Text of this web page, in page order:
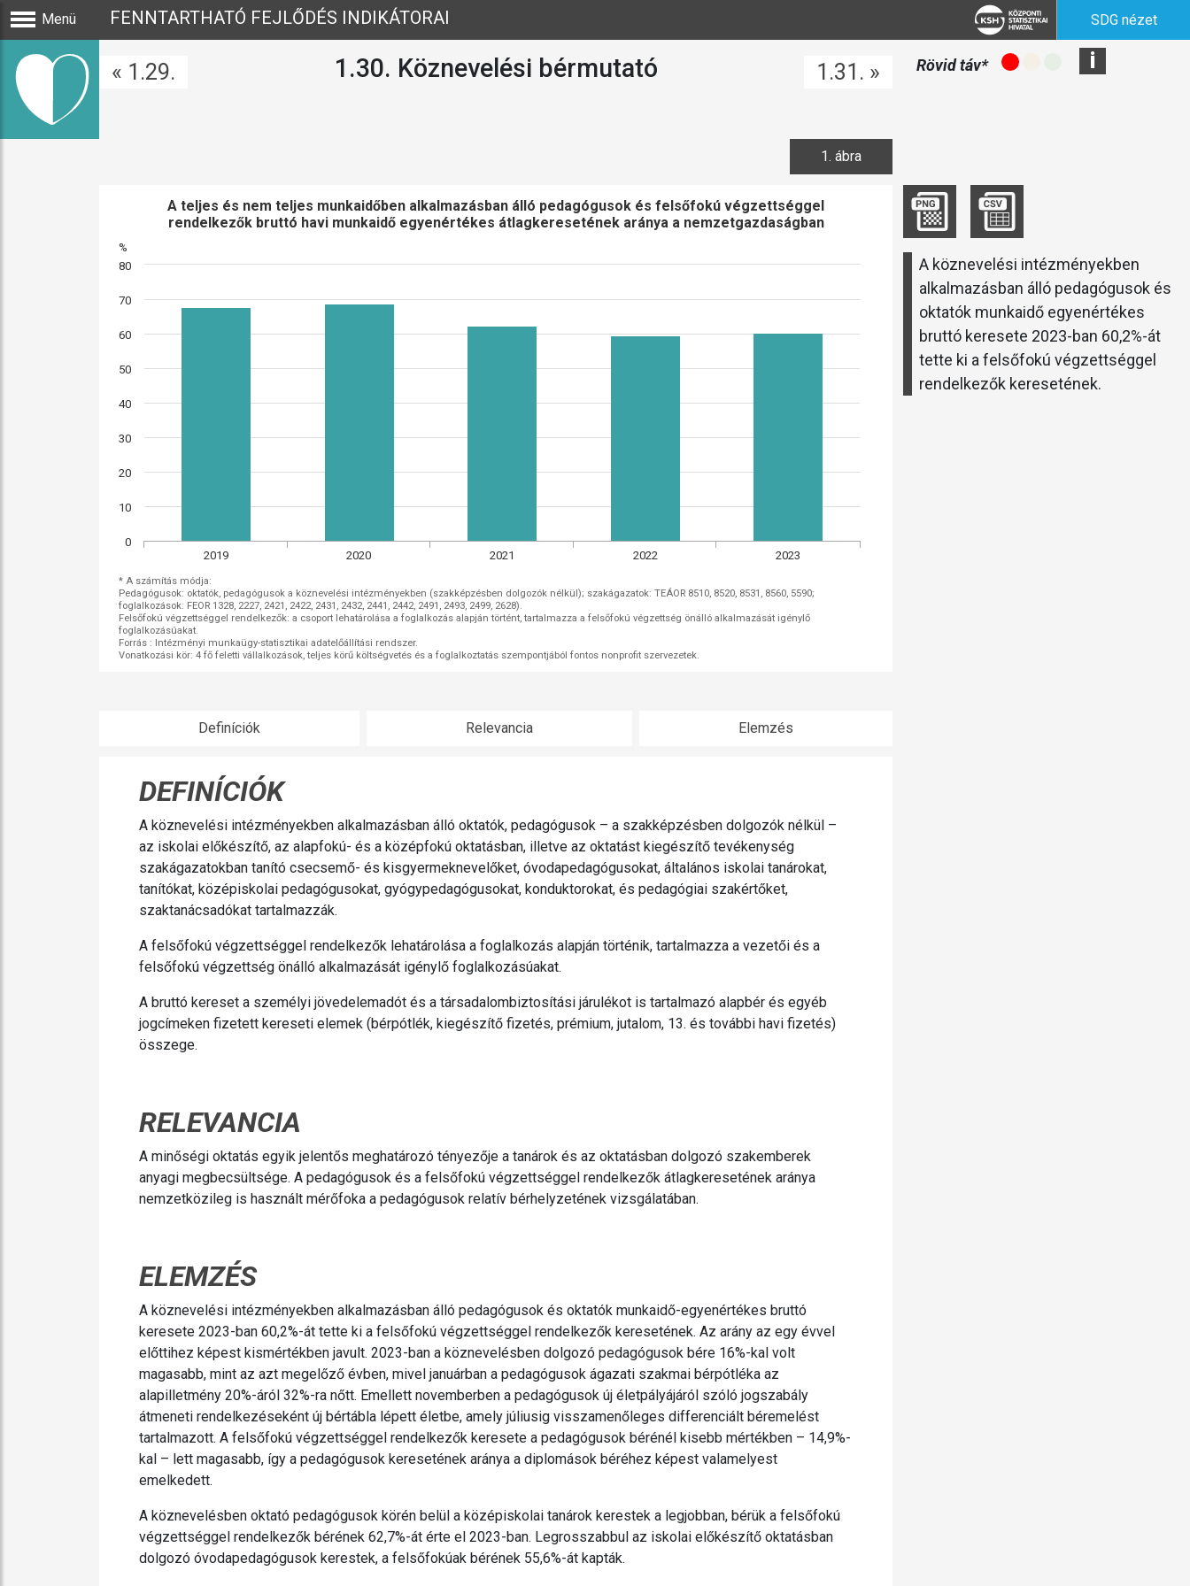
Menü FENNTARTHATÓ FEJLŐDÉS INDIKÁTORAI SDG nézet
« 1.29. 1.30. Köznevelési bérmutató 1.31. » Rövid táv* i
1. ábra
%
A teljes és nem teljes munkaidőben alkalmazásban álló pedagógusok és felsőfokú végzettséggel
rendelkezők bruttó havi munkaidő egyenértékes átlagkeresetének aránya a nemzetgazdaságban
* A számítás módja:
Pedagógusok: oktatók, pedagógusok a köznevelési intézményekben (szakképzésben dolgozók nélkül); szakágazatok: TEÁOR 8510, 8520, 8531, 8560, 5590;
foglalkozások: FEOR 1328, 2227, 2421, 2422, 2431, 2432, 2441, 2442, 2491, 2493, 2499, 2628).
Felsőfokú végzettséggel rendelkezők: a csoport lehatárolása a foglalkozás alapján történt, tartalmazza a felsőfokú végzettség önálló alkalmazását igénylő
foglalkozásúakat.
Forrás : Intézményi munkaügy-statisztikai adatelőállítási rendszer.
Vonatkozási kör: 4 fő feletti vállalkozások, teljes körű költségvetés és a foglalkoztatás szempontjából fontos nonprofit szervezetek.
2019 2020 2021 2022 2023
0
10
20
30
40
50
60
70
80
A köznevelési intézményekben
alkalmazásban álló pedagógusok és
oktatók munkaidő egyenértékes
bruttó keresete 2023-ban 60,2%-át
tette ki a felsőfokú végzettséggel
rendelkezők keresetének.
Definíciók Relevancia Elemzés
DEFINÍCIÓK
A köznevelési intézményekben alkalmazásban álló oktatók, pedagógusok – a szakképzésben dolgozók nélkül –
az iskolai előkészítő, az alapfokú- és a középfokú oktatásban, illetve az oktatást kiegészítő tevékenység
szakágazatokban tanító csecsemő- és kisgyermeknevelőket, óvodapedagógusokat, általános iskolai tanárokat,
tanítókat, középiskolai pedagógusokat, gyógypedagógusokat, konduktorokat, és pedagógiai szakértőket,
szaktanácsadókat tartalmazzák.
A felsőfokú végzettséggel rendelkezők lehatárolása a foglalkozás alapján történik, tartalmazza a vezetői és a
felsőfokú végzettség önálló alkalmazását igénylő foglalkozásúakat.
A bruttó kereset a személyi jövedelemadót és a társadalombiztosítási járulékot is tartalmazó alapbér és egyéb
jogcímeken fizetett kereseti elemek (bérpótlék, kiegészítő fizetés, prémium, jutalom, 13. és további havi fizetés)
összege.
RELEVANCIA
A minőségi oktatás egyik jelentős meghatározó tényezője a tanárok és az oktatásban dolgozó szakemberek
anyagi megbecsültsége. A pedagógusok és a felsőfokú végzettséggel rendelkezők átlagkeresetének aránya
nemzetközileg is használt mérőfoka a pedagógusok relatív bérhelyzetének vizsgálatában.
ELEMZÉS
A köznevelési intézményekben alkalmazásban álló pedagógusok és oktatók munkaidő-egyenértékes bruttó
keresete 2023-ban 60,2%-át tette ki a felsőfokú végzettséggel rendelkezők keresetének. Az arány az egy évvel
előttihez képest kismértékben javult. 2023-ban a köznevelésben dolgozó pedagógusok bére 16%-kal volt
magasabb, mint az azt megelőző évben, mivel januárban a pedagógusok ágazati szakmai bérpótléka az
alapilletmény 20%-áról 32%-ra nőtt. Emellett novemberben a pedagógusok új életpályájáról szóló jogszabály
átmeneti rendelkezéseként új bértábla lépett életbe, amely júliusig visszamenőleges differenciált béremelést
tartalmazott. A felsőfokú végzettséggel rendelkezők keresete a pedagógusok bérénél kisebb mértékben – 14,9%-
kal – lett magasabb, így a pedagógusok keresetének aránya a diplomások béréhez képest valamelyest
emelkedett.
A köznevelésben oktató pedagógusok körén belül a középiskolai tanárok kerestek a legjobban, bérük a felsőfokú
végzettséggel rendelkezők bérének 62,7%-át érte el 2023-ban. Legrosszabbul az iskolai előkészítő oktatásban
dolgozó óvodapedagógusok kerestek, a felsőfokúak bérének 55,6%-át kapták.